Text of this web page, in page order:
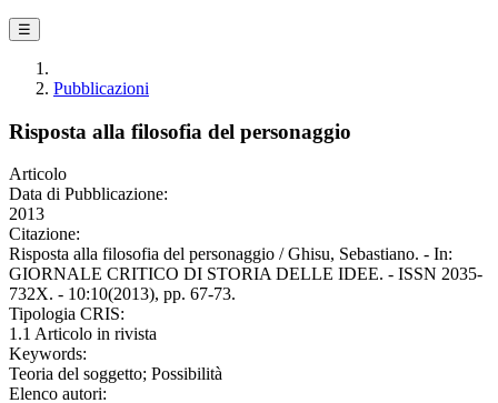
☰
Pubblicazioni
Risposta alla filosofia del personaggio
Articolo
Data di Pubblicazione:
2013
Citazione:
Risposta alla filosofia del personaggio / Ghisu, Sebastiano. - In:
GIORNALE CRITICO DI STORIA DELLE IDEE. - ISSN 2035-
732X. - 10:10(2013), pp. 67-73.
Tipologia CRIS:
1.1 Articolo in rivista
Keywords:
Teoria del soggetto; Possibilità
Elenco autori: